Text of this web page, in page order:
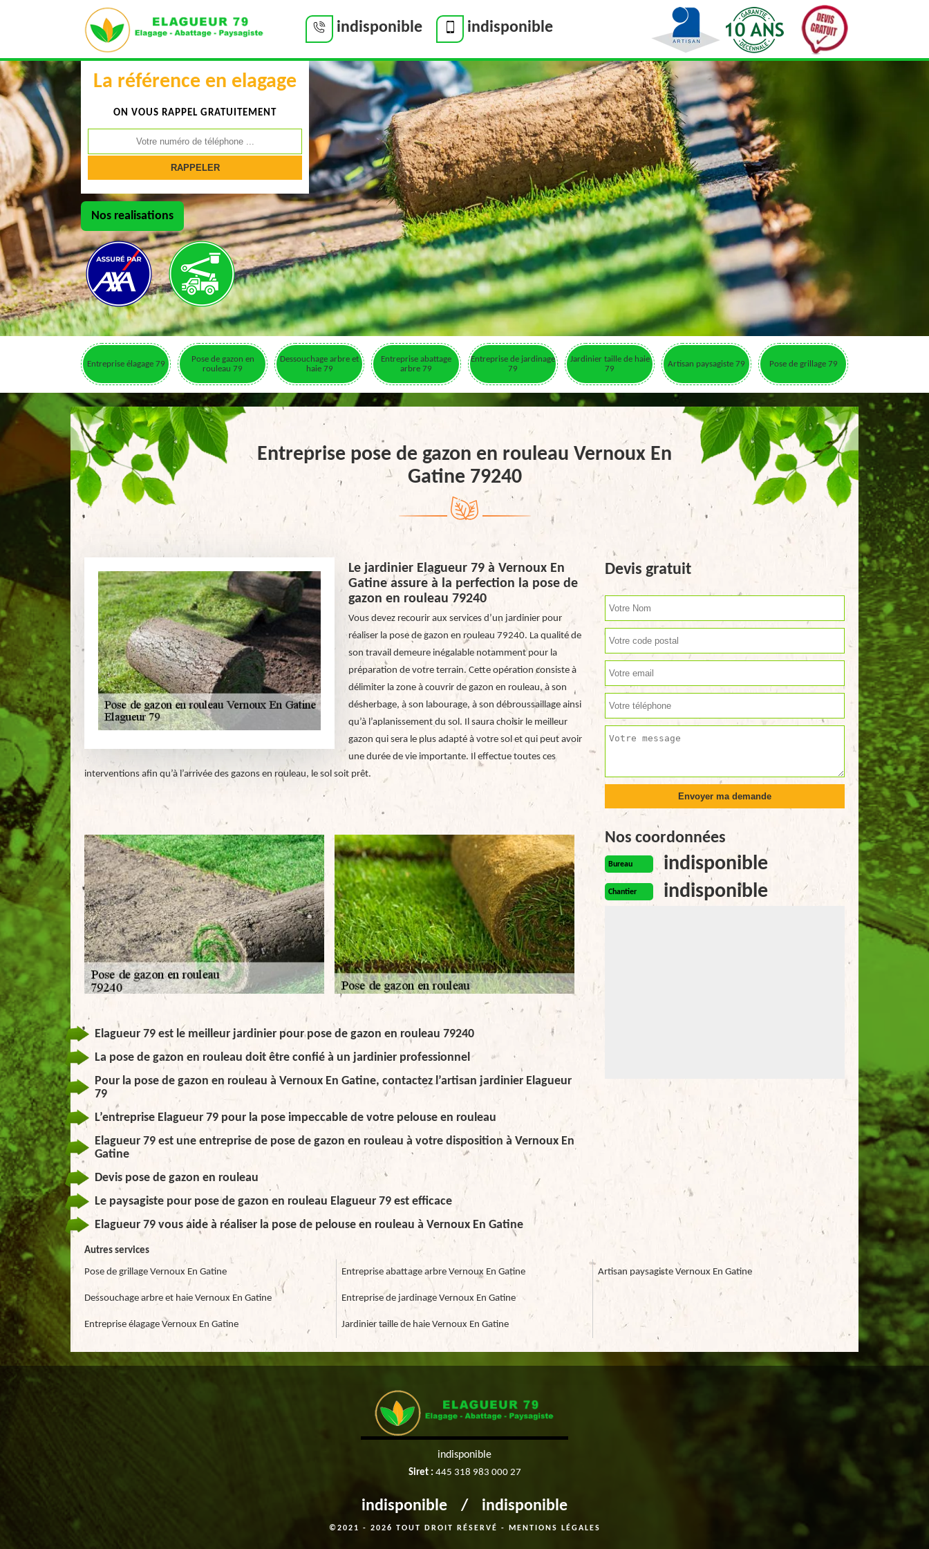
indisponible indisponible
La référence en elagage
ON VOUS RAPPEL GRATUITEMENT
Nos realisations
Entreprise élagage 79
Pose de gazon en
rouleau 79
Dessouchage arbre et
haie 79
Entreprise abattage
arbre 79
Entreprise de jardinage
79
Jardinier taille de haie
79
Artisan paysagiste 79 Pose de grillage 79
Entreprise pose de gazon en rouleau Vernoux En
Gatine 79240
Le jardinier Elagueur 79 à Vernoux En
Gatine assure à la perfection la pose de
gazon en rouleau 79240
Vous devez recourir aux services d’un jardinier pour
réaliser la pose de gazon en rouleau 79240. La qualité de
son travail demeure inégalable notamment pour la
préparation de votre terrain. Cette opération consiste à
délimiter la zone à couvrir de gazon en rouleau, à son
désherbage, à son labourage, à son débroussaillage ainsi
qu’à l’aplanissement du sol. Il saura choisir le meilleur
gazon qui sera le plus adapté à votre sol et qui peut avoir
une durée de vie importante. Il effectue toutes ces
interventions afin qu’à l’arrivée des gazons en rouleau, le sol soit prêt.
Elagueur 79 est le meilleur jardinier pour pose de gazon en rouleau 79240
La pose de gazon en rouleau doit être confié à un jardinier professionnel
Pour la pose de gazon en rouleau à Vernoux En Gatine, contactez l’artisan jardinier Elagueur
79
L’entreprise Elagueur 79 pour la pose impeccable de votre pelouse en rouleau
Elagueur 79 est une entreprise de pose de gazon en rouleau à votre disposition à Vernoux En
Gatine
Devis pose de gazon en rouleau
Le paysagiste pour pose de gazon en rouleau Elagueur 79 est efficace
Elagueur 79 vous aide à réaliser la pose de pelouse en rouleau à Vernoux En Gatine
Devis gratuit
Nos coordonnées
Bureau indisponible
Chantier indisponible
Autres services
Pose de grillage Vernoux En Gatine
Dessouchage arbre et haie Vernoux En Gatine
Entreprise élagage Vernoux En Gatine
Entreprise abattage arbre Vernoux En Gatine
Entreprise de jardinage Vernoux En Gatine
Jardinier taille de haie Vernoux En Gatine
Artisan paysagiste Vernoux En Gatine
indisponible
Siret : 445 318 983 000 27
indisponible / indisponible
©2021 - 2026 TOUT DROIT RÉSERVÉ - MENTIONS LÉGALES